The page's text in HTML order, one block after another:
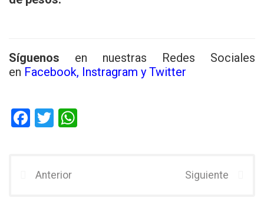
Síguenos en nuestras Redes Sociales
en Facebook, Instragram y Twitter
F
b
T
er
Anterior Siguiente